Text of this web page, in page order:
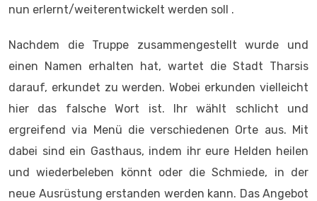
nun erlernt/weiterentwickelt werden soll .
Nachdem die Truppe zusammengestellt wurde und
einen Namen erhalten hat, wartet die Stadt Tharsis
darauf, erkundet zu werden. Wobei erkunden vielleicht
hier das falsche Wort ist. Ihr wählt schlicht und
ergreifend via Menü die verschiedenen Orte aus. Mit
dabei sind ein Gasthaus, indem ihr eure Helden heilen
und wiederbeleben könnt oder die Schmiede, in der
neue Ausrüstung erstanden werden kann. Das Angebot